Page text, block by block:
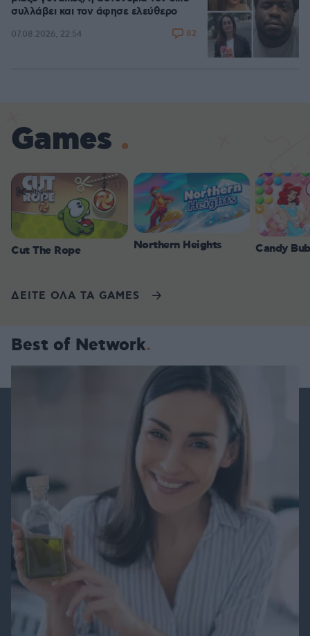
συλλάβει και τον άφησε ελεύθερο
07.08.2026, 22:54 82
Games
Cut The Rope Northern Heights Candy
ΔΕΙΤΕ ΟΛΑ ΤΑ GAMES
Best of Network